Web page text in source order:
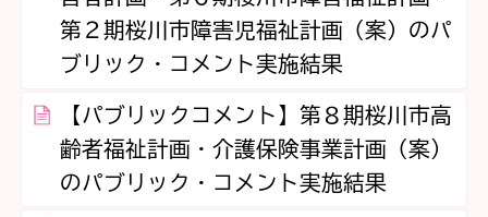
第２期桜川市障害児福祉計画（案）のパ
ブリック・コメント実施結果
【パブリックコメント】第８期桜川市高
齢者福祉計画・介護保険事業計画（案）
のパブリック・コメント実施結果